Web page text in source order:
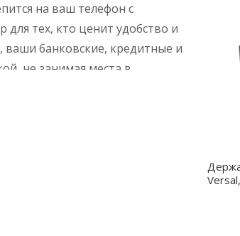
на ваш телефон с
для тех, кто ценит удобство и
ваши банковские, кредитные и
не занимая места в
к задней панели